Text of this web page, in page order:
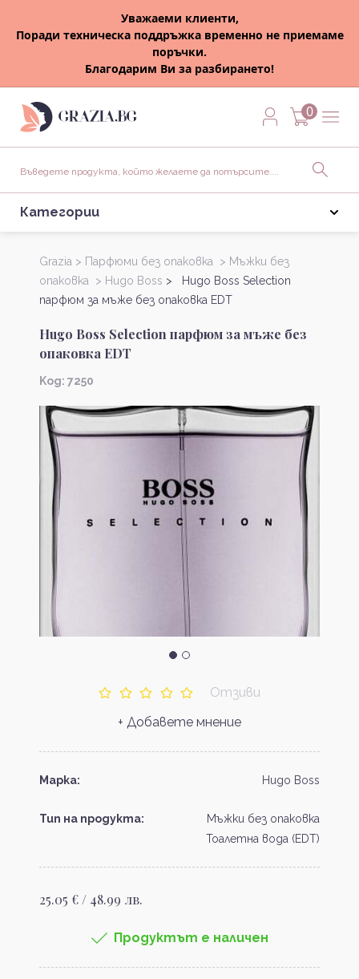
Уважаеми клиенти,
Поради техническа поддръжка временно не приемаме
поръчки.
Благодарим Ви за разбирането!
0
Категории
Grazia > Парфюми без опаковка > Мъжки без
опаковка > Hugo Boss > Hugo Boss Selection
парфюм за мъже без опаковка EDT
Hugo Boss Selection парфюм за мъже без
опаковка EDT
Kод: 7250
Отзиви
+ Добавете мнение
Марка: Hugo Boss
Тип на продукта:
Мъжки без опаковка
Тоалетна вода (EDT)
25.05 € / 48.99 лв.
Продуктът е наличен